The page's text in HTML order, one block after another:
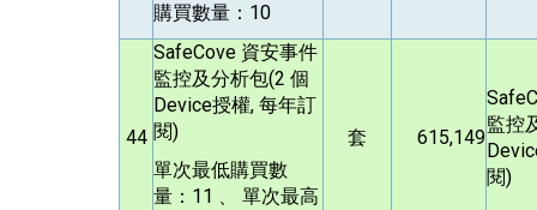
購買數量：10
44
SafeCove 資安事件
監控及分析包(2 個
Device授權, 每年訂
閱)
單次最低購買數
量：11 、 單次最高
套 615,149
監控
閱)